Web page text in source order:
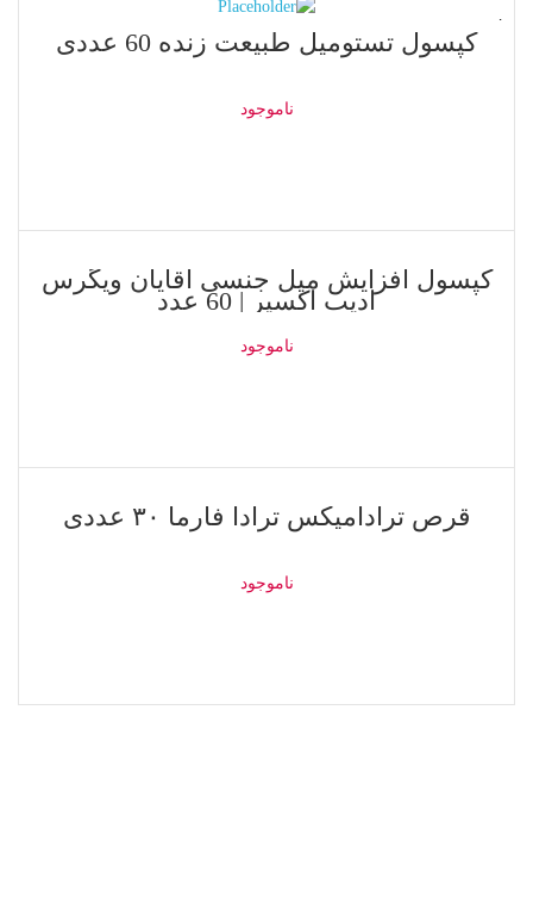
ناموجود
کپسول تستومیل طبیعت زنده 60 عددی
ناموجود
کپسول افزایش میل جنسی آقایان ویگرس
ادیب اکسیر | 60 عدد
ناموجود
قرص ترادامیکس ترادا فارما ۳۰ عددی
ناموجود